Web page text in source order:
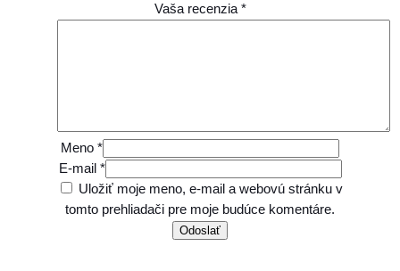
s
Vaša recenzia *
Meno *
E-mail *
Uložiť moje meno, e-mail a webovú stránku v
tomto prehliadači pre moje budúce komentáre.